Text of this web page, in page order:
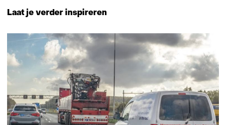
(Neem
contact
met
op)
Laat je verder inspireren
25
resultaten,
getoond
6
t/m
10